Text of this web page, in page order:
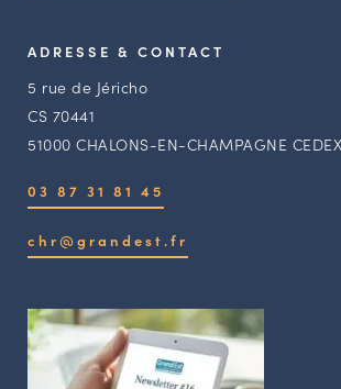
ADRESSE & CONTACT
5 rue de Jéricho
CS 70441
51000 CHALONS-EN-CHAMPAGNE CEDEX
03 87 31 81 45
chr@grandest.fr